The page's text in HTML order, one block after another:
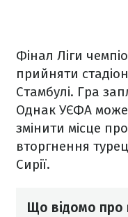
Фінал Ліги
прийняти
Стамбулі. Гра
Однак УЄФА
змінити місце
вторгнення
Сирії.
Що відомо про